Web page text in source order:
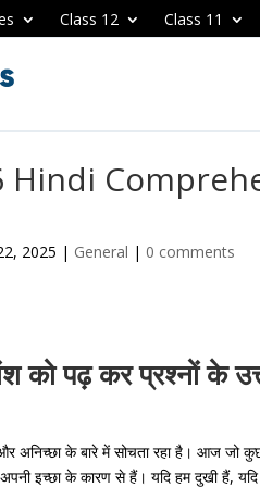
Class 12 Class 11
Hindi
2025 | General | 0 comments
को पढ़ कर प्रश्नों के
और अनिच्छा के बारे में सोचता रहा है। आज
इच्छा के कारण से हैं। यदि हम दुखी हैं, यदि